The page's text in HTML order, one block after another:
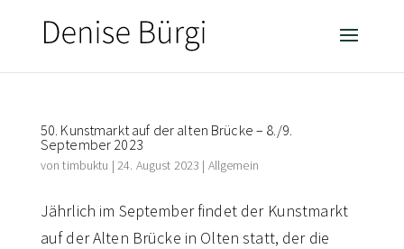
50. Kunstmarkt auf der alten Brücke – 8./9.
September 2023
vontimbuktu | 24. August 2023 | Allgemein
Jährlich im September findet der Kunstmarkt
auf der Alten Brücke in Olten statt, der die